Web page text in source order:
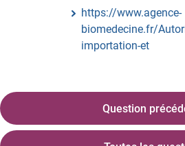
https://www.agence-
biomedecine.fr/
importation-et
Question